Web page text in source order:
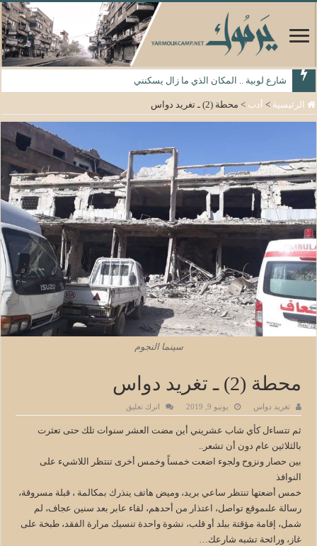
شارع لوبية .. المكان الذي ما زال يسكنني
الرئيسية > أدب > محطة (2) ـ تغريد دواس
سينما النجوم
محطة (2) ـ تغريد دواس
تغريد دواس يونيو 9, 2019 اترك تعليق
ثم تتساءل كأي شاب عشريني أين مضت العشر سنوات تلك حتى تعثرت
بالثلاثين عام دون أن تشعر..
بين حصار ونزوح ولجوء اضعت خمساً وخمس أخرى تنتظر اللاشيء على
النوافذ
خمس أضعتها تنتظر ساعي بريد، وميض هاتف ينذرك بمكالمة ، قبلة مسروقة،
رسالة علىموقع تواصل، اعتذار من أحدهم، لقاء عابر بعد سنين عجاف، لم
شمل، إقامة مؤقتة ببلد أو قلب، نشوة واحدة تنسيك مرارة الفقد، طبخة على
غاز، ورائحة تشبه شارعك…